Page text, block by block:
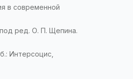
в современной
ред. О. П. Щепина.
Интерсоцис,